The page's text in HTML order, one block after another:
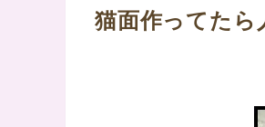
猫面作ってたら